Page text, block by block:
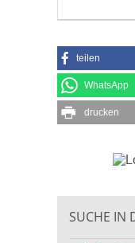
teilen
WhatsApp
drucken
SUCHE IN